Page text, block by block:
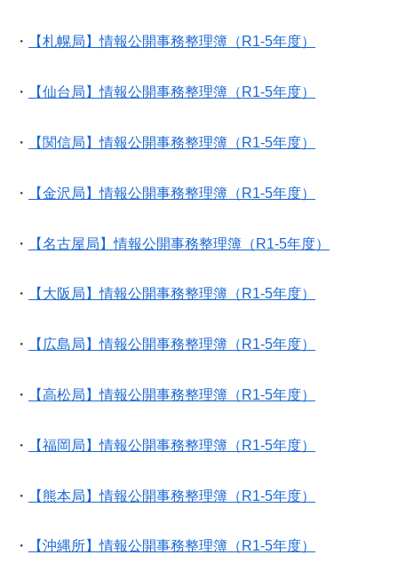
・ 【札幌局】情報公開事務整理簿（R1-5年度）
・ 【仙台局】情報公開事務整理簿（R1-5年度）
・ 【関信局】情報公開事務整理簿（R1-5年度）
・ 【金沢局】情報公開事務整理簿（R1-5年度）
・ 【名古屋局】情報公開事務整理簿（R1-5年度）
・ 【大阪局】情報公開事務整理簿（R1-5年度）
・ 【広島局】情報公開事務整理簿（R1-5年度）
・ 【高松局】情報公開事務整理簿（R1-5年度）
・ 【福岡局】情報公開事務整理簿（R1-5年度）
・ 【熊本局】情報公開事務整理簿（R1-5年度）
・ 【沖縄所】情報公開事務整理簿（R1-5年度）